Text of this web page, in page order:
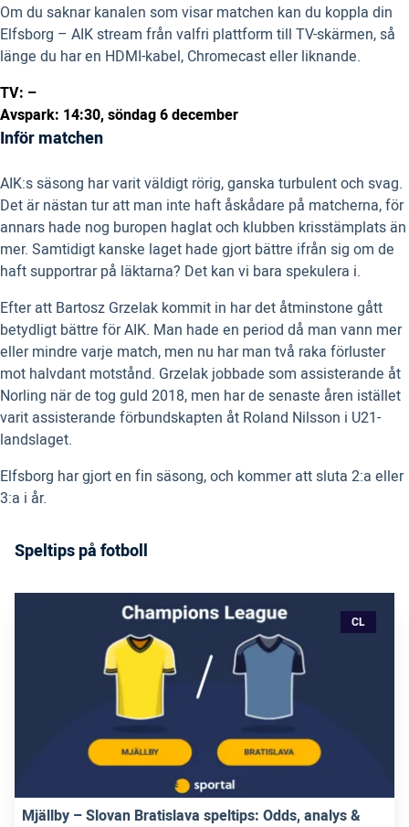
Om du saknar kanalen som visar matchen kan du koppla din
Elfsborg – AIK stream från valfri plattform till TV-skärmen, så
länge du har en HDMI-kabel, Chromecast eller liknande.
TV: –
Avspark: 14:30, söndag 6 december
Inför matchen
AIK:s säsong har varit väldigt rörig, ganska turbulent och svag.
Det är nästan tur att man inte haft åskådare på matcherna, för
annars hade nog buropen haglat och klubben krisstämplats än
mer. Samtidigt kanske laget hade gjort bättre ifrån sig om de
haft supportrar på läktarna? Det kan vi bara spekulera i.
Efter att Bartosz Grzelak kommit in har det åtminstone gått
betydligt bättre för AIK. Man hade en period då man vann mer
eller mindre varje match, men nu har man två raka förluster
mot halvdant motstånd. Grzelak jobbade som assisterande åt
Norling när de tog guld 2018, men har de senaste åren istället
varit assisterande förbundskapten åt Roland Nilsson i U21-
landslaget.
Elfsborg har gjort en fin säsong, och kommer att sluta 2:a eller
3:a i år.
Speltips på fotboll
CL
Mjällby – Slovan Bratislava speltips: Odds, analys &